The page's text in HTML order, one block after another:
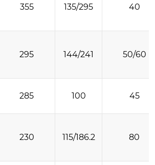
355 135/295 40
295 144/241 50/60
285 100 45
230 115/186.2 80